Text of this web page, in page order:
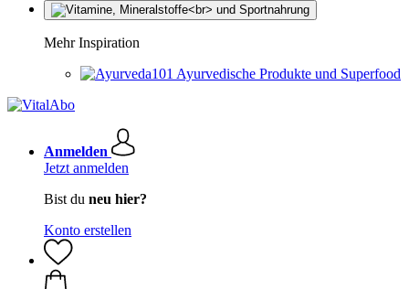
Mehr Inspiration
Ayurvedische Produkte und Superfood
Anmelden
Jetzt anmelden
Bist du neu hier?
Konto erstellen